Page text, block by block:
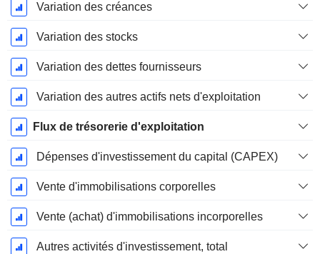
Variation des créances
Variation des stocks
Variation des dettes fournisseurs
Variation des autres actifs nets d'exploitation
Flux de trésorerie d'exploitation
Dépenses d'investissement du capital (CAPEX)
Vente d'immobilisations corporelles
Vente (achat) d'immobilisations incorporelles
Autres activités d'investissement, total